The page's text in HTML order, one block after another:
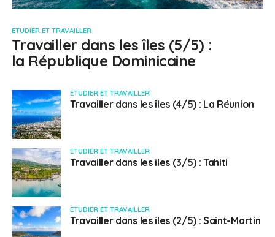
ETUDIER ET TRAVAILLER
Travailler dans les îles (5/5) :
la République Dominicaine
ETUDIER ET TRAVAILLER
Travailler dans les îles (4/5) : La Réunion
ETUDIER ET TRAVAILLER
Travailler dans les îles (3/5) : Tahiti
ETUDIER ET TRAVAILLER
Travailler dans les îles (2/5) : Saint-Martin